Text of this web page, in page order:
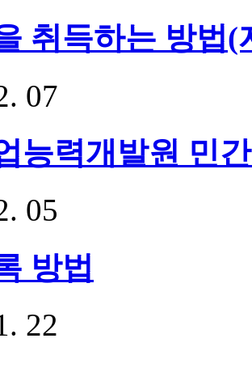
취득하는 방법(
. 07
능력개발원 민
. 05
방법
. 22